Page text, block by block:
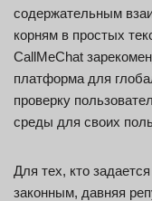
содержательным
корням в простых
CallMeChat
платформа для
проверку
среды для своих
Для тех, кто
законным, давняя